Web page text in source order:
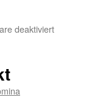
deaktiviertfür